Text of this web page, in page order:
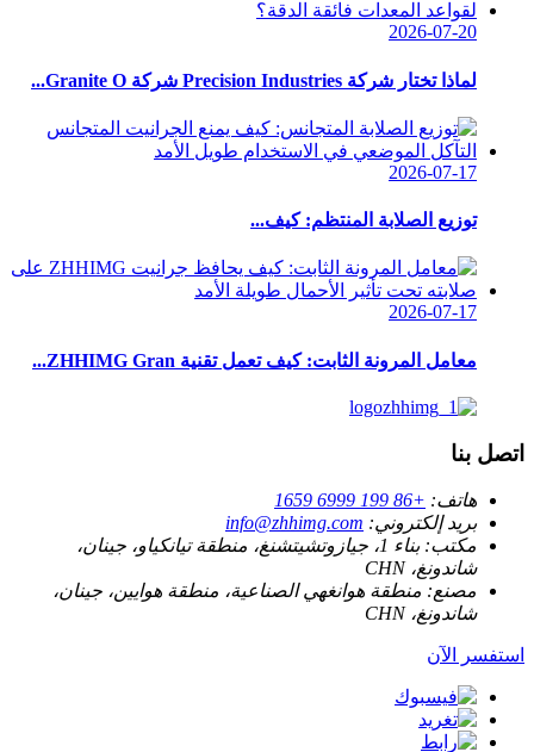
2026-07-20
لماذا تختار شركة Precision Industries شركة Granite O...
2026-07-17
توزيع الصلابة المنتظم: كيف...
2026-07-17
معامل المرونة الثابت: كيف تعمل تقنية ZHHIMG Gran...
اتصل بنا
هاتف: +86 199 6999 1659
بريد إلكتروني: info@zhhimg.com
مكتب:
بناء 1، جيازوتشيتشنغ، منطقة تيانكياو، جينان،
شاندونغ، CHN
مصنع: منطقة هوانغهي الصناعية، منطقة هوايين، جينان،
شاندونغ، CHN
استفسر الآن